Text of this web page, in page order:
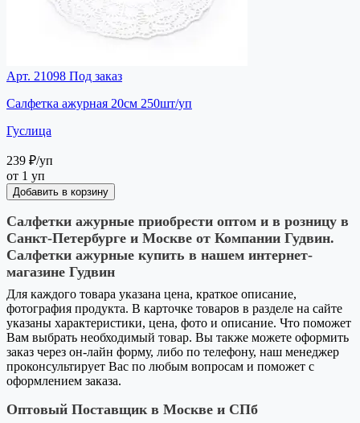
Арт. 21098 Под заказ
Салфетка ажурная 20см 250шт/уп
Гуслица
239 ₽/уп
от 1 уп
Добавить в корзину
Салфетки ажурные приобрести оптом и в розницу в
Санкт-Петербурге и Москве от Компании Гудвин.
Салфетки ажурные купить в нашем интернет-
магазине Гудвин
Для каждого товара указана цена, краткое описание,
фотография продукта. В карточке товаров в разделе на сайте
указаны характеристики, цена, фото и описание. Что поможет
Вам выбрать необходимый товар. Вы также можете оформить
заказ через он-лайн форму, либо по телефону, наш менеджер
проконсультирует Вас по любым вопросам и поможет с
оформлением заказа.
Оптовый Поставщик в Москве и СПб